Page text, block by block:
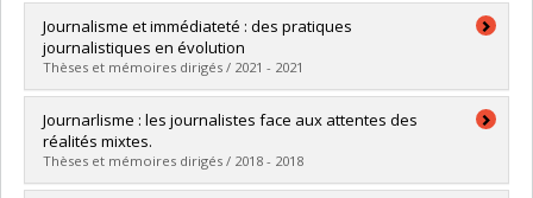
Diplômé(e) :Déry, Sarah
Cycle :Maîtrise
Diplôme obtenu :M. Sc.
Lien vers le document dans Papyrus
Journalisme et immédiateté : des pratiques
journalistiques en évolution
Thèses et mémoires dirigés / 2021 - 2021
Diplômé(e) : Larocque, Sébastien
Cycle :Maîtrise
Diplôme obtenu :M. Sc.
Lien vers le document dans Papyrus
Journarlisme : les journalistes face aux attentes des
réalités mixtes.
Thèses et mémoires dirigés / 2018 - 2018